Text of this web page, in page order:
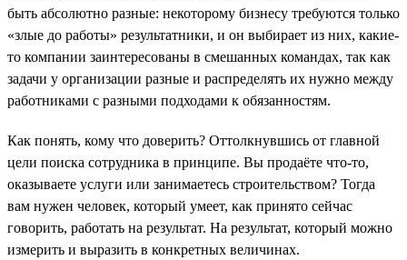
быть абсолютно разные: некоторому бизнесу требуются только
«злые до работы» результатники, и он выбирает из них, какие-
то компании заинтересованы в смешанных командах, так как
задачи у организации разные и распределять их нужно между
работниками с разными подходами к обязанностям.
Как понять, кому что доверить? Оттолкнувшись от главной
цели поиска сотрудника в принципе. Вы продаёте что-то,
оказываете услуги или занимаетесь строительством? Тогда
вам нужен человек, который умеет, как принято сейчас
говорить, работать на результат. На результат, который можно
измерить и выразить в конкретных величинах.